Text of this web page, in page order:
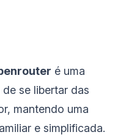
é uma
se libertar das
mantendo uma
e simplificada.